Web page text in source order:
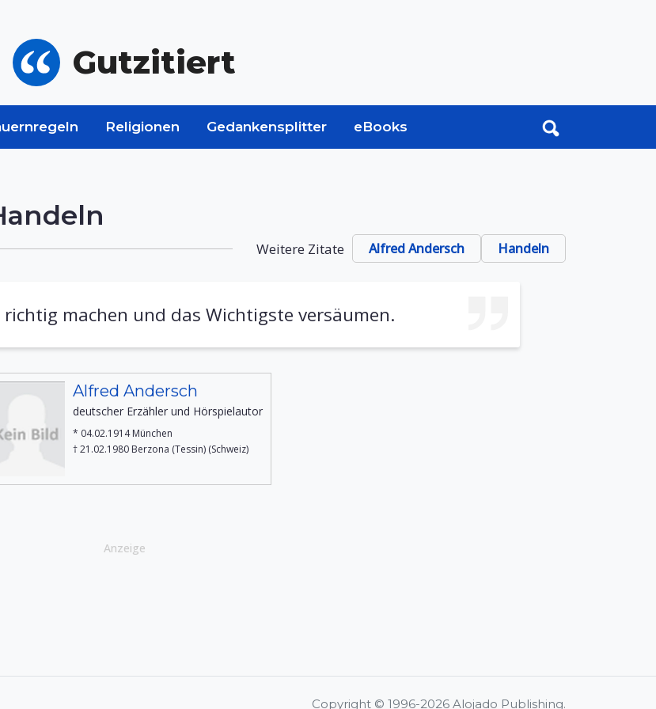
Gutzitiert
Religionen Gedankensplitter eBooks
Weitere Zitate Alfred Andersch Handeln
machen und das Wichtigste versäumen.
Alfred Andersch
deutscher Erzähler und Hörspielautor
* 04.02.1914 München
† 21.02.1980 Berzona (Tessin) (Schweiz)
Anzeige
Copyright © 1996-2026 Alojado Publishing.